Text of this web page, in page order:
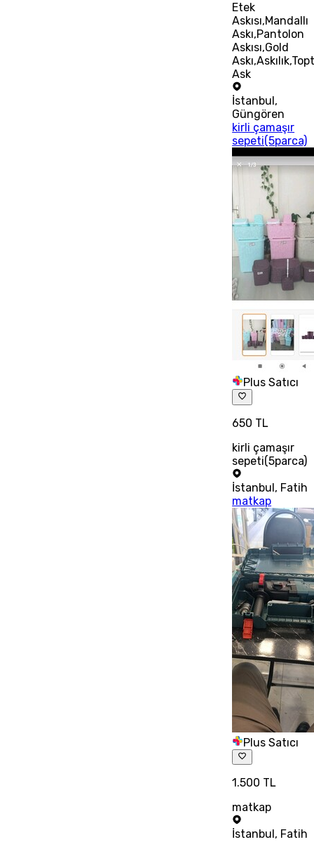
Etek
Askısı,Mandallı
Askı,Pantolon
Askısı,Gold
Ask
İstanbul ,
Güngören
kirli çamaşır
sepeti(5parca)
Plus Satıcı
650 TL
kirli çamaşır
sepeti(5parca)
İstanbul, Fatih
matkap
Plus Satıcı
1.500 TL
matkap
İstanbul, Fatih